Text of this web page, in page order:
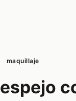
maquillaje
espejo